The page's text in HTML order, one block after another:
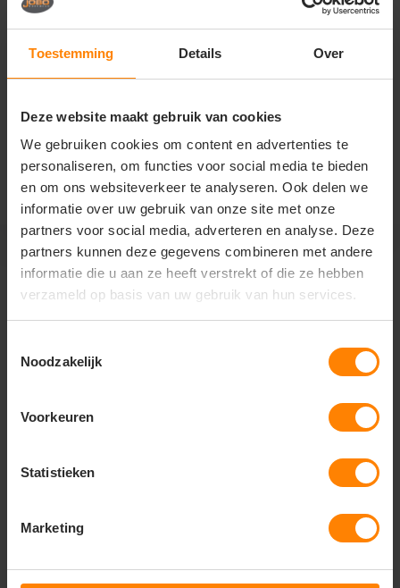
Toestemming Details Over
Deze website maakt gebruik van cookies
We gebruiken cookies om content en advertenties te
personaliseren, om functies voor social media te bieden
en om ons websiteverkeer te analyseren. Ook delen we
informatie over uw gebruik van onze site met onze
partners voor social media, adverteren en analyse. Deze
partners kunnen deze gegevens combineren met andere
informatie die u aan ze heeft verstrekt of die ze hebben
verzameld op basis van uw gebruik van hun services.
Noodzakelijk
Voorkeuren
Statistieken
Marketing
Met of zonder bedrukking
Gratis digitale proefdruk
cottover
respect voor mens en milieu
aan: dé keuze voor organisaties
die duurzame én comfortabele werkkleding zoeken
kleding van Cottover is volledig gecertificeerd volgens
hoodies, jassen, sportshirts en accessoiresvoor